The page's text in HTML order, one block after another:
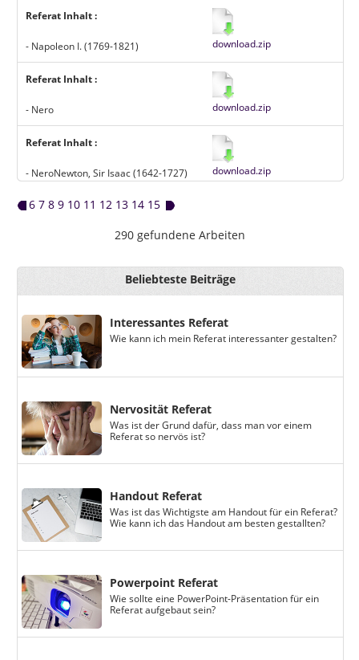
Referat Inhalt :
- Napoleon I. (1769-1821) download.zip
Referat Inhalt :
- Nero download.zip
Referat Inhalt :
- NeroNewton, Sir Isaac (1642-1727) download.zip
6789 10 11 12 13 14 15
290 gefundene Arbeiten
Beliebteste Beiträge
Interessantes Referat
Wie kann ich mein Referat interessanter gestalten?
Nervosität Referat
Was ist der Grund dafür, dass man vor einem
Referat so nervös ist?
Handout Referat
Was ist das Wichtigste am Handout für ein Referat?
Wie kann ich das Handout am besten gestallten?
Powerpoint Referat
Wie sollte eine PowerPoint-Präsentation für ein
Referat aufgebaut sein?